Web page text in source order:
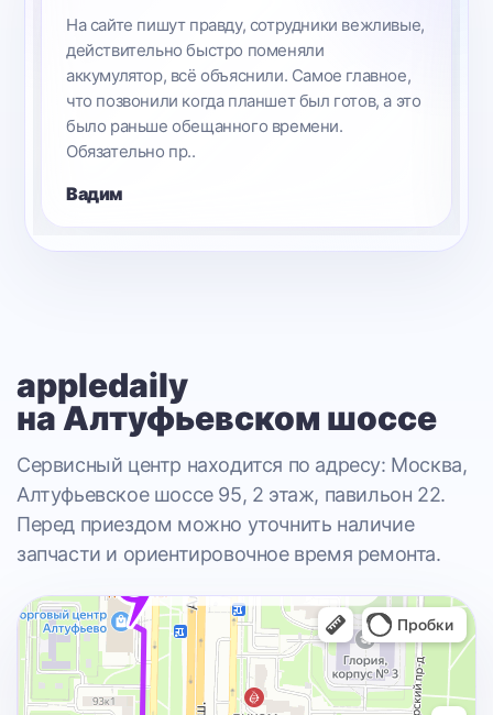
Я неоднократно к Вам обращаюсь. Очнь
хорошие мальчики, всегда вежливые, всегда
спокойные, никогда сомнений нет, мне всё
нравится. У Вас работаю люди, которые
заинтересованы, к ним придешь, они всё
выслушают, ..
Елена
appledaily
на Алтуфьевском шоссе
Сервисный центр находится по адресу: Москва,
Алтуфьевское шоссе 95, 2 этаж, павильон 22.
Перед приездом можно уточнить наличие
запчасти и ориентировочное время ремонта.